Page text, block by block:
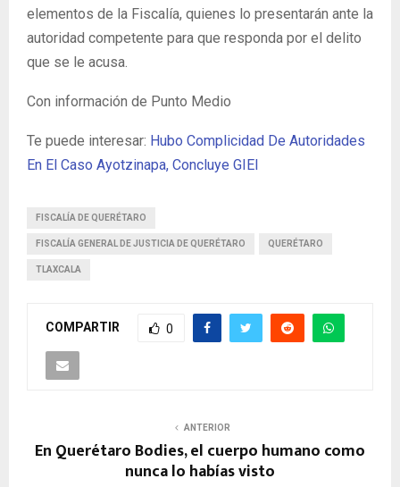
elementos de la Fiscalía, quienes lo presentarán ante la
autoridad competente para que responda por el delito
que se le acusa.
Con información de Punto Medio
Te puede interesar: Hubo Complicidad De Autoridades
En El Caso Ayotzinapa, Concluye GIEI
FISCALÍA DE QUERÉTARO
FISCALÍA GENERAL DE JUSTICIA DE QUERÉTARO QUERÉTARO
TLAXCALA
COMPARTIR 0
ANTERIOR
En Querétaro Bodies, el cuerpo humano como
nunca lo habías visto